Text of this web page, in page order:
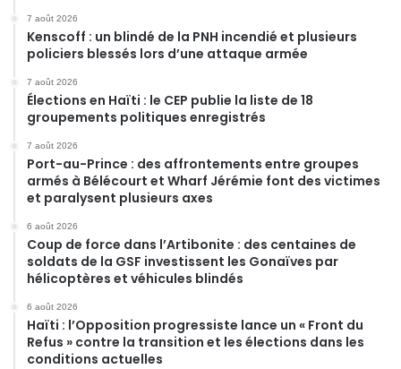
7 août 2026
Kenscoff : un blindé de la PNH incendié et plusieurs
policiers blessés lors d’une attaque armée
7 août 2026
Élections en Haïti : le CEP publie la liste de 18
groupements politiques enregistrés
7 août 2026
Port-au-Prince : des affrontements entre groupes
armés à Bélécourt et Wharf Jérémie font des victimes
et paralysent plusieurs axes
6 août 2026
Coup de force dans l’Artibonite : des centaines de
soldats de la GSF investissent les Gonaïves par
hélicoptères et véhicules blindés
6 août 2026
Haïti : l’Opposition progressiste lance un « Front du
Refus » contre la transition et les élections dans les
conditions actuelles